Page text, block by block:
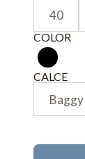
40
COLOR
CALCE
Baggy